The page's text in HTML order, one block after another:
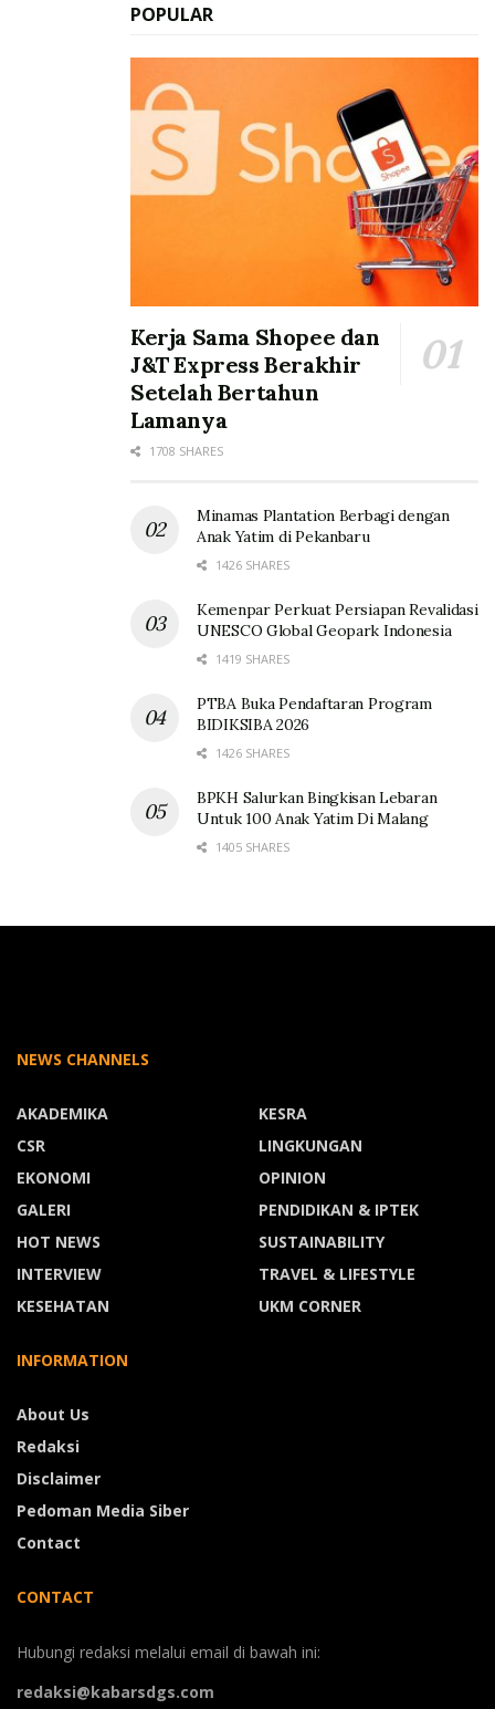
POPULAR
Kerja Sama Shopee dan
J&T Express Berakhir
Setelah Bertahun
Lamanya
1708 SHARES
Minamas Plantation Berbagi dengan
Anak Yatim di Pekanbaru
1426 SHARES
Kemenpar Perkuat Persiapan Revalidasi
UNESCO Global Geopark Indonesia
1419 SHARES
PTBA Buka Pendaftaran Program
BIDIKSIBA 2026
1426 SHARES
BPKH Salurkan Bingkisan Lebaran
Untuk 100 Anak Yatim Di Malang
1405 SHARES
NEWS CHANNELS
AKADEMIKA
CSR
EKONOMI
GALERI
HOT NEWS
INTERVIEW
KESEHATAN
KESRA
LINGKUNGAN
OPINION
PENDIDIKAN & IPTEK
SUSTAINABILITY
TRAVEL & LIFESTYLE
UKM CORNER
INFORMATION
About Us
Redaksi
Disclaimer
Pedoman Media Siber
Contact
CONTACT
Hubungi redaksi melalui email di bawah ini:
redaksi@kabarsdgs.com